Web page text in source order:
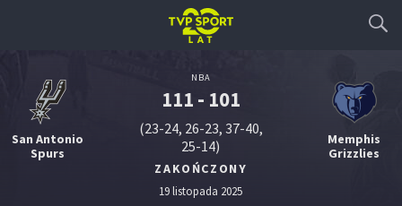
San Antonio
Spurs
NBA
111 - 101
(23-24, 26-23, 37-40,
25-14)
ZAKOŃCZONY
19 listopada 2025
Memphis
Grizzlies